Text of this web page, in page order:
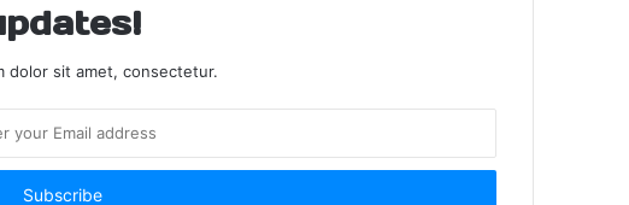
dolor sit amet, consectetur.